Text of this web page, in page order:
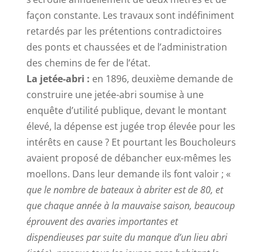
façon constante. Les travaux sont indéfiniment
retardés par les prétentions contradictoires
des ponts et chaussées et de l’administration
des chemins de fer de l’état.
La jetée-abri : en 1896, deuxième demande de
construire une jetée-abri soumise à une
enquête d’utilité publique, devant le montant
élevé, la dépense est jugée trop élevée pour les
intérêts en cause ? Et pourtant les Boucholeurs
avaient proposé de débancher eux-mêmes les
moellons. Dans leur demande ils font valoir ; «
que le nombre de bateaux à abriter est de 80, et
que chaque année à la mauvaise saison, beaucoup
éprouvent des avaries importantes et
dispendieuses par suite du manque d’un lieu abri